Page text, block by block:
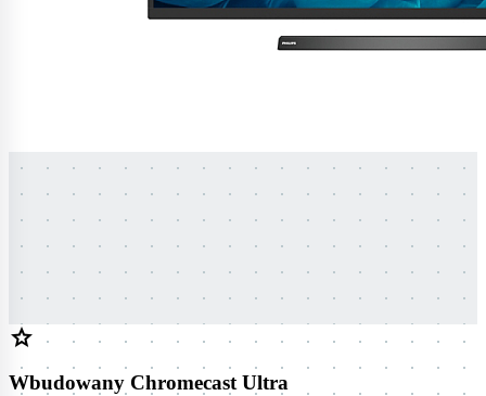
star
Wbudowany Chromecast Ultra